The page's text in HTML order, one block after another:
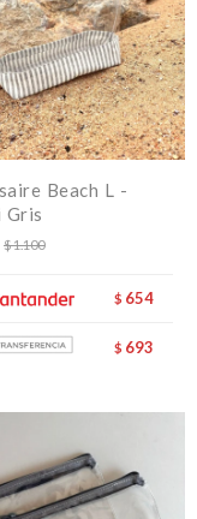
Beach L -
Gris
$1.100
$ 654
$ 693